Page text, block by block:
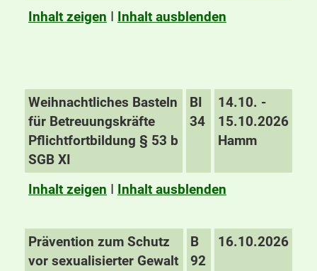
Inhalt zeigen I Inhalt ausblenden
Weihnachtliches Basteln
für Betreuungskräfte
Pflichtfortbildung § 53 b
SGB XI
BI
34
14.10. -
15.10.2026
Hamm
Inhalt zeigen I Inhalt ausblenden
Prävention zum Schutz
vor sexualisierter Gewalt
B
92
16.10.2026